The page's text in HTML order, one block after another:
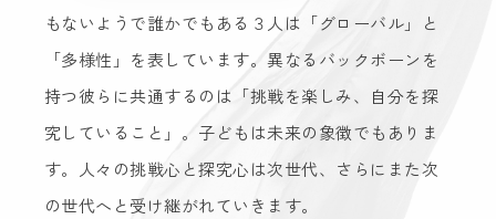
もないようで誰かでもある３人は「グローバル」と
「多様性」を表しています。異なるバックボーンを
持つ彼らに共通するのは「挑戦を楽しみ、自分を探
究していること」。子どもは未来の象徴でもありま
す。人々の挑戦心と探究心は次世代、さらにまた次
の世代へと受け継がれていきます。